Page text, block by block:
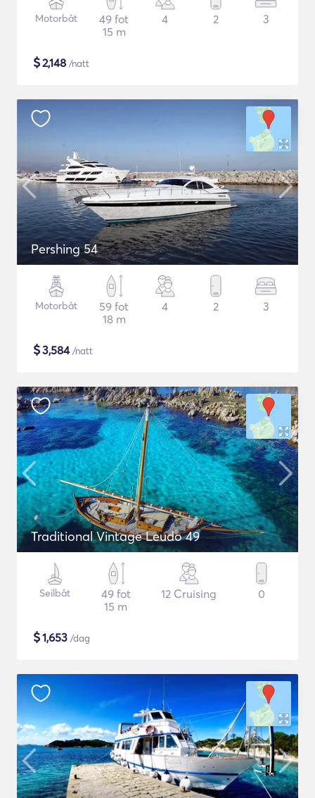
Motorbåt
49 fot
15 m
4 2 3
$2,148 /natt
Pershing 54
Motorbåt
59 fot
18 m
4 2 3
$3,584/natt
Traditional Vintage Leudo 49
Seilbåt
49 fot
15 m
12 Cruising 0
$1,653 /dag